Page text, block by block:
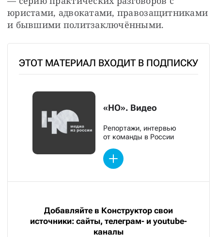
юристами, адвокатами, правозащитниками
и бывшими политзаключёнными.
ЭТОТ МАТЕРИАЛ ВХОДИТ В ПОДПИСКУ
«НО». Видео
Репортажи, интервью
от команды в России
Добавляйте в Конструктор свои
источники: сайты, телеграм- и youtube-
каналы